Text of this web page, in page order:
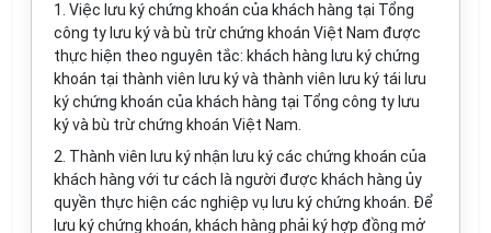
1. Việc lưu ký chứng khoán của khách hàng tại Tổng
công ty lưu ký và bù trừ chứng khoán Việt Nam được
thực hiện theo nguyên tắc: khách hàng lưu ký chứng
khoán tại thành viên lưu ký và thành viên lưu ký tái lưu
ký chứng khoán của khách hàng tại Tổng công ty lưu
ký và bù trừ chứng khoán Việt Nam.
2. Thành viên lưu ký nhận lưu ký các chứng khoán của
khách hàng với tư cách là người được khách hàng ủy
quyền thực hiện các nghiệp vụ lưu ký chứng khoán. Để
lưu ký chứng khoán, khách hàng phải ký hợp đồng mở